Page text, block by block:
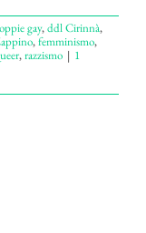
gay,ddl Cirinnà,
,femminismo,
,razzismo | 1